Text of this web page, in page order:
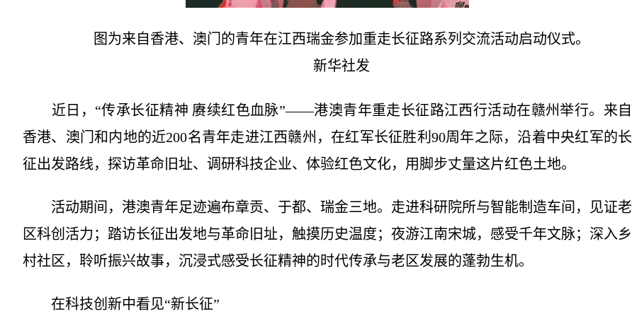
图为来自香港、澳门的青年在江西瑞金参加重走长征路系列交流活动启动仪式。
新华社发
近日，“传承长征精神 赓续红色血脉”——港澳青年重走长征路江西行活动在赣州举行。来自
香港、澳门和内地的近200名青年走进江西赣州，在红军长征胜利90周年之际，沿着中央红军的长
征出发路线，探访革命旧址、调研科技企业、体验红色文化，用脚步丈量这片红色土地。
活动期间，港澳青年足迹遍布章贡、于都、瑞金三地。走进科研院所与智能制造车间，见证老
区科创活力；踏访长征出发地与革命旧址，触摸历史温度；夜游江南宋城，感受千年文脉；深入乡
村社区，聆听振兴故事，沉浸式感受长征精神的时代传承与老区发展的蓬勃生机。
在科技创新中看见“新长征”